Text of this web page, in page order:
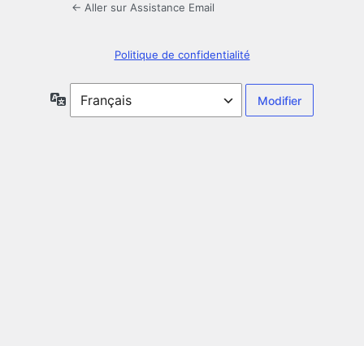
← Aller sur Assistance Email
Politique de confidentialité
Langue